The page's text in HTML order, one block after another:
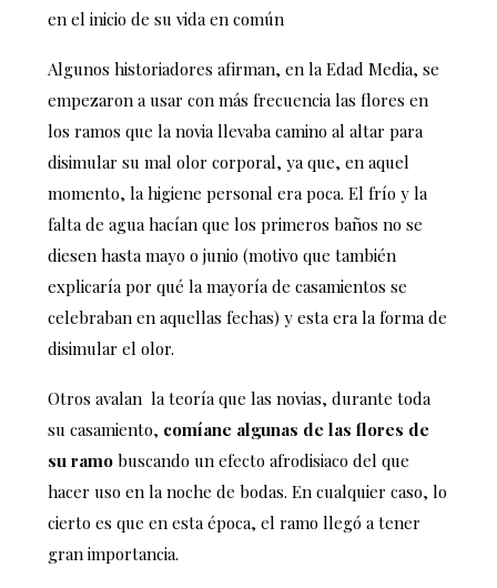
en el inicio de su vida en común
Algunos historiadores afirman, en la Edad Media, se
empezaron a usar con más frecuencia las flores en
los ramos que la novia llevaba camino al altar para
disimular su mal olor corporal, ya que, en aquel
momento, la higiene personal era poca. El frío y la
falta de agua hacían que los primeros baños no se
diesen hasta mayo o junio (motivo que también
explicaría por qué la mayoría de casamientos se
celebraban en aquellas fechas) y esta era la forma de
disimular el olor.
Otros avalan la teoría que las novias, durante toda
su casamiento, comíane algunas de las flores de
su ramobuscando un efecto afrodisiaco del que
hacer uso en la noche de bodas. En cualquier caso, lo
cierto es que en esta época, el ramo llegó a tener
gran importancia.